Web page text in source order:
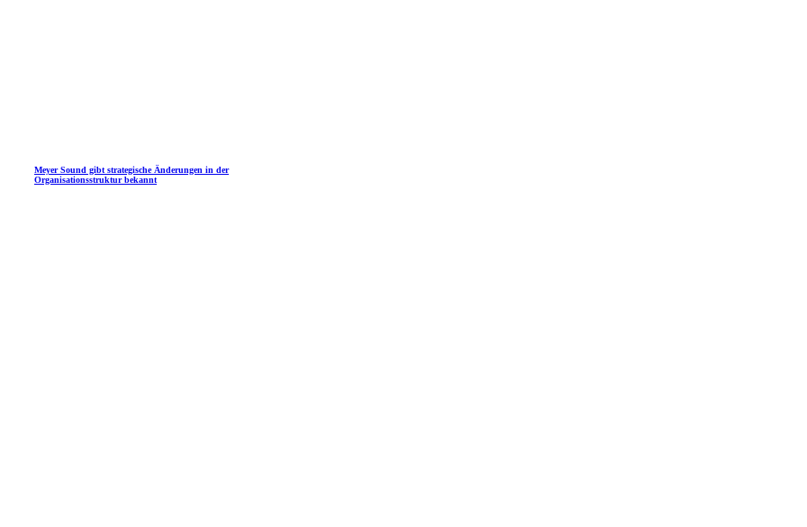
Meyer Sound gibt strategische Änderungen in der
Organisationsstruktur bekannt